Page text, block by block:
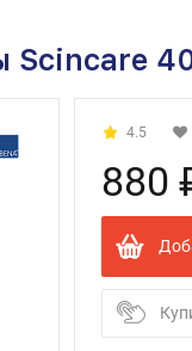
Scincare
4.5
880